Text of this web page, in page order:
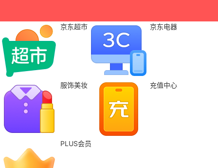
京东超市 京东电器
服饰美妆 充值中心
PLUS会员